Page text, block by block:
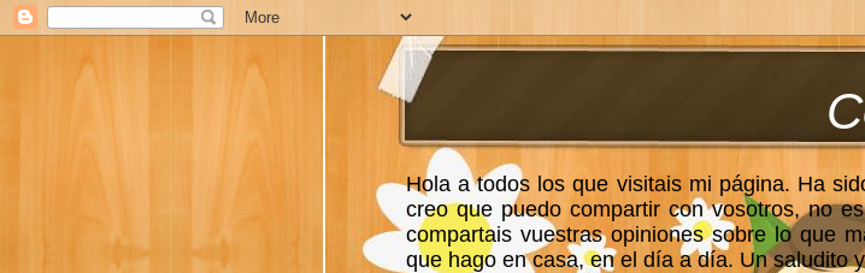
Hola a todos los que visitais mi página. Ha
creo que puedo compartir con vosotros, no
compartais vuestras opiniones sobre lo que
que hago en casa, en el día a día. Un saludito